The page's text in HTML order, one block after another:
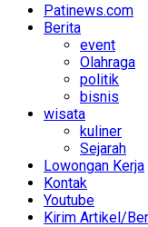
Patinews.com
Berita
event
Olahraga
politik
bisnis
wisata
kuliner
Sejarah
Lowongan Kerja
Kontak
Youtube
Kirim Artikel/